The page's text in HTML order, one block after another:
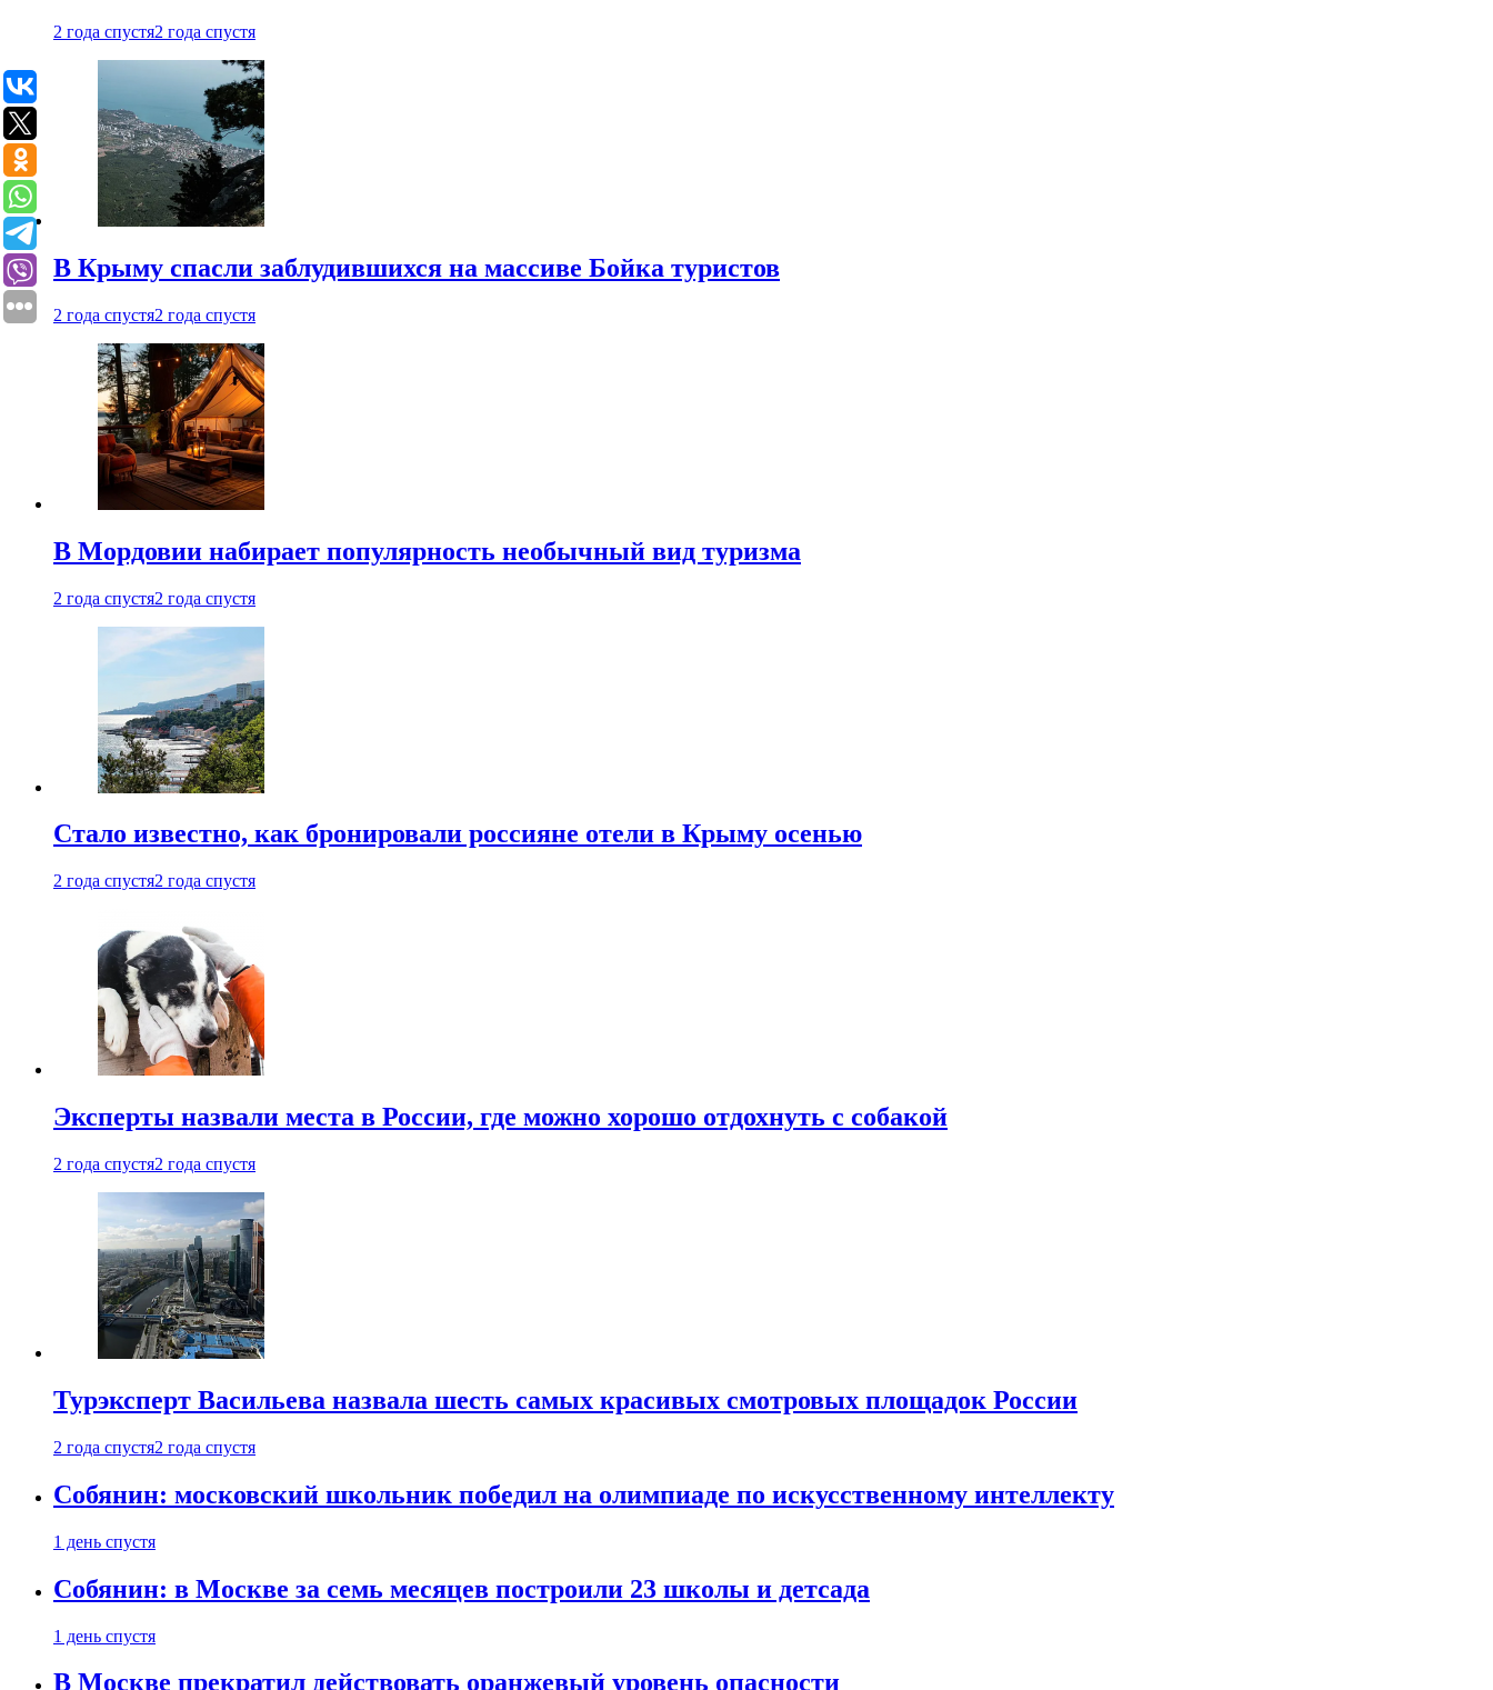
2 года спустя2 года спустя
В Крыму спасли заблудившихся на массиве Бойка туристов
2 года спустя2 года спустя
В Мордовии набирает популярность необычный вид туризма
2 года спустя2 года спустя
Стало известно, как бронировали россияне отели в Крыму осенью
2 года спустя2 года спустя
Эксперты назвали места в России, где можно хорошо отдохнуть с собакой
2 года спустя2 года спустя
Турэксперт Васильева назвала шесть самых красивых смотровых площадок России
2 года спустя2 года спустя
Собянин: московский школьник победил на олимпиаде по искусственному интеллекту
1 день спустя
Собянин: в Москве за семь месяцев построили 23 школы и детсада
1 день спустя
В Москве прекратил действовать оранжевый уровень опасности